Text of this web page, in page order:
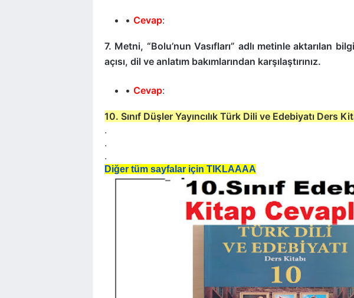
Cevap:
7. Metni, “Bolu’nun Vasıfları” adlı metinle aktarılan
açısı, dil ve anlatım bakımlarından karşılaştırınız.
Cevap:
10. Sınıf Düşler Yayıncılık Türk Dili ve Edebiyatı Ders
.
.
.
Diğer tüm sayfalar için TIKLAAAA